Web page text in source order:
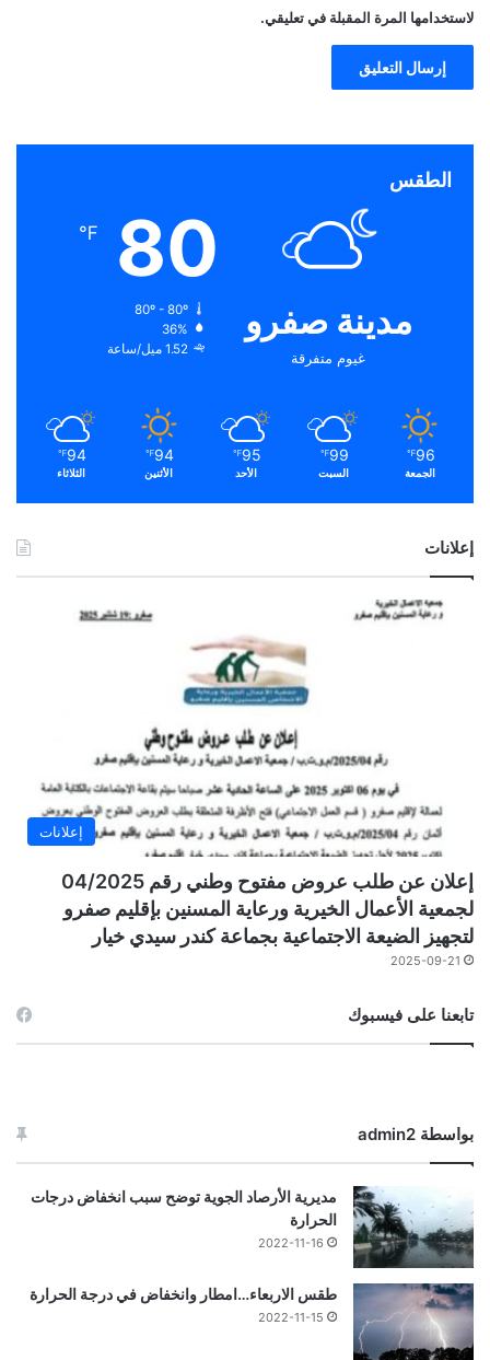
لاستخدامها المرة المقبلة في تعليقي.
الطقس
مدينة صفرو
غيوم متفرقة
80
℉
80º - 80º
36%
1.52 ميل/ساعة
96
℉
الجمعة
99
℉
السبت
95
℉
الأحد
94
℉
الأثنين
94
℉
الثلاثاء
إعلانات
إعلانات
إعلان عن طلب عروض مفتوح وطني رقم 04/2025
لجمعية الأعمال الخيرية ورعاية المسنين بإقليم صفرو
لتجهيز الضيعة الاجتماعية بجماعة كندر سيدي خيار
2025-09-21
تابعنا على فيسبوك
بواسطة admin2
مديرية الأرصاد الجوية توضح سبب انخفاض درجات
الحرارة
2022-11-16
طقس الاربعاء…امطار وانخفاض في درجة الحرارة
2022-11-15